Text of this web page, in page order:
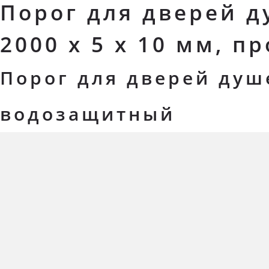
Порог для дверей
2000 x 5 x 10 мм,
Порог для дверей
водозащитный